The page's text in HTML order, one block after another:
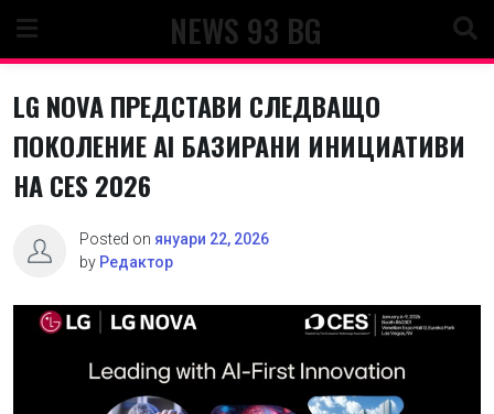
content
NEWS 93 BG
LG NOVA ПРЕДСТАВИ СЛЕДВАЩО
ПОКОЛЕНИЕ AI БАЗИРАНИ ИНИЦИАТИВИ
НА CES 2026
Posted on януари 22, 2026
by Редактор